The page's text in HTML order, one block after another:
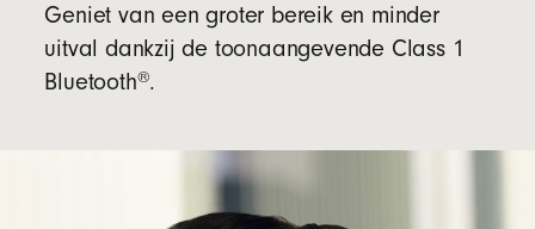
Geniet van een groter bereik en minder
uitval dankzij de toonaangevende Class 1
Bluetooth®.